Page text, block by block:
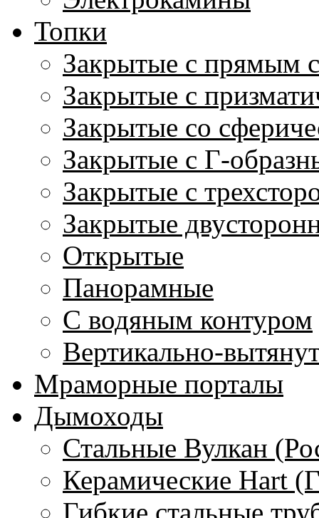
Топки
Закрытые с прямым
Закрытые с
Закрытые со
Закрытые с Г-
Закрытые с
Закрытые
Открытые
Панорамные
С водяным контуром
Вертикально-
Мраморные порталы
Дымоходы
Стальные Вулкан
Керамические Hart
Гибкие стальные